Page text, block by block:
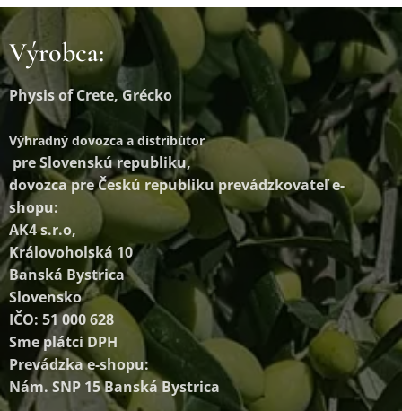
Výrobca:
Physis of Crete, Grécko
Výhradný dovozca a distribútor
pre Slovenskú republiku,
dovozca pre Českú republiku prevádzkovateľ e-
shopu:
AK4 s.r.o,
Královoholská 10
Banská Bystrica
Slovensko
IČO: 51 000 628
Sme plátci DPH
Prevádzka e-shopu:
Nám. SNP 15 Banská Bystrica